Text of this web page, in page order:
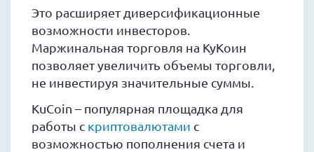
Это расширяет диверсификационные
возможности инвесторов.
Маржинальная торговля на КуКоин
позволяет увеличить объемы торговли,
не инвестируя значительные суммы.
KuCoin – популярная площадка для
работы с криптовалютами с
возможностью пополнения счета и